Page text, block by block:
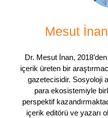
Mesut İnan
Dr. Mesut İnan,
içerik üreten bir
gazetecisidir. Sosyoloji
para ekosistemiyle
perspektif
içerik editörü ve yazarı